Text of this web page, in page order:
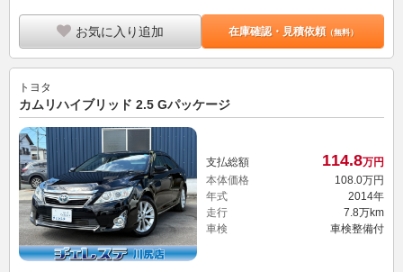
お気に入り追加 在庫確認・見積依頼（無料）
トヨタ
カムリハイブリッド 2.5 Gパッケージ
支払総額 114.8万円
本体価格
108.0万円
年式
2014年
走行
7.8万km
車検
車検整備付